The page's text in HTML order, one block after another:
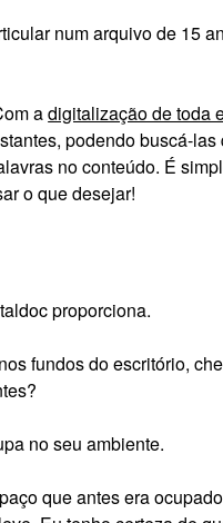
num arquivo de 15
adigitalização de toda
podendo buscá-
no conteúdo. É
o que desejar!
proporciona.
fundos do escritório,
no seu ambiente.
que antes era